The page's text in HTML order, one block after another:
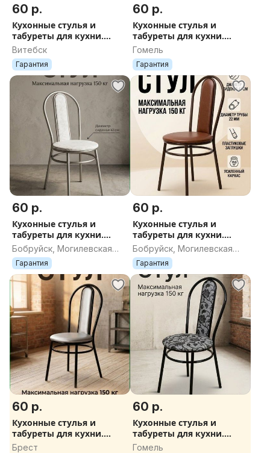
60 р.
Кухонные стулья и
табуреты для кухни.
Доставка по РБ
Витебск
Гарантия
60 р.
Кухонные стулья и
табуреты для кухни.
Доставка по РБ
Гомель
Гарантия
60 р.
Кухонные стулья и
табуреты для кухни.
Доставка по РБ
Бобруйск, Могилевская
область
Гарантия
60 р.
Кухонные стулья и
табуреты для кухни.
Доставка по РБ
Бобруйск, Могилевская
область
Гарантия
60 р.
Кухонные стулья и
табуреты для кухни.
Доставка по РБ
Брест
60 р.
Кухонные стулья и
табуреты для кухни.
Доставка по РБ
Гомель